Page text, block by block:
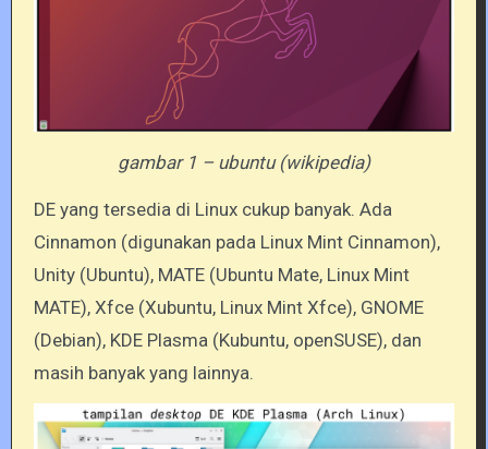
gambar 1 – ubuntu (wikipedia)
DE yang tersedia di Linux cukup banyak. Ada
Cinnamon (digunakan pada Linux Mint Cinnamon),
Unity (Ubuntu), MATE (Ubuntu Mate, Linux Mint
MATE), Xfce (Xubuntu, Linux Mint Xfce), GNOME
(Debian), KDE Plasma (Kubuntu, openSUSE), dan
masih banyak yang lainnya.